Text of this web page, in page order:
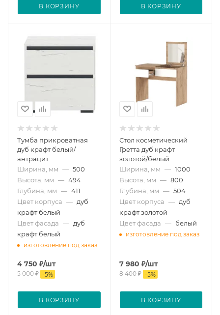
В КОРЗИНУ В КОРЗИНУ
Тумба прикроватная
дуб крафт белый/
антрацит
Ширина, мм — 500
Высота, мм — 494
Глубина, мм — 411
Цвет корпуса — дуб
крафт белый
Цвет фасада — дуб
крафт белый
изготовление под заказ
4 750 ₽/шт
5 000₽ -5%
В КОРЗИНУ
Стол косметический
Гретта дуб крафт
золотой/белый
Ширина, мм — 1000
Высота, мм — 800
Глубина, мм — 504
Цвет корпуса — дуб
крафт золотой
Цвет фасада — белый
изготовление под заказ
7 980 ₽/шт
8 400₽ -5%
В КОРЗИНУ